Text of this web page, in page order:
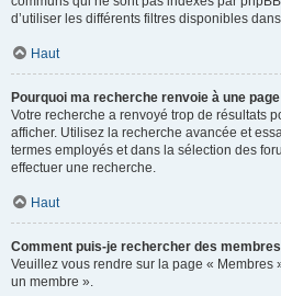
d’utiliser les différents filtres disponibles
Haut
Pourquoi ma recherche renvoie à une
Votre recherche a renvoyé trop de résultats
afficher. Utilisez la recherche avancée et
termes employés et dans la sélection des
effectuer une recherche.
Haut
Comment puis-je rechercher des
Veuillez vous rendre sur la page « Membres
un membre ».